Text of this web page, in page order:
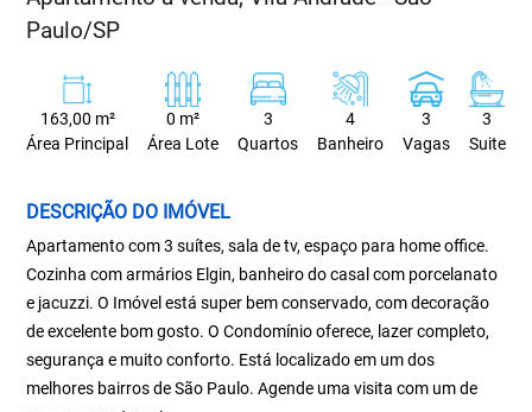
Paulo/SP
163,00 m²
Área Principal
0 m²
Área Lote
3
Quartos
4
Banheiro
3
Vagas
3
Suite
DESCRIÇÃO DO IMÓVEL
Apartamento com 3 suítes, sala de tv, espaço para home office.
Cozinha com armários Elgin, banheiro do casal com porcelanato
e jacuzzi. O Imóvel está super bem conservado, com decoração
de excelente bom gosto. O Condomínio oferece, lazer completo,
segurança e muito conforto. Está localizado em um dos
melhores bairros de São Paulo. Agende uma visita com um de